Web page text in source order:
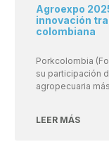
Agroexpo
innovación
colombiana
Porkcolombia
su participación
agropecuaria
LEER MÁS